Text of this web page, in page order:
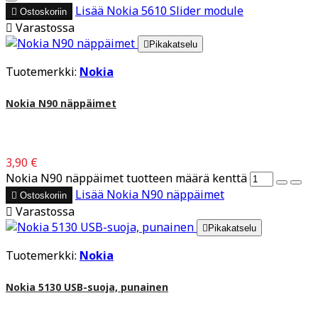
 Ostoskoriin Lisää Nokia 5610 Slider module
 Varastossa
 Pikakatselu
Tuotemerkki: Nokia
Nokia N90 näppäimet
3,90 €
Nokia N90 näppäimet tuotteen määrä kenttä
 Ostoskoriin Lisää Nokia N90 näppäimet
 Varastossa
 Pikakatselu
Tuotemerkki: Nokia
Nokia 5130 USB-suoja, punainen